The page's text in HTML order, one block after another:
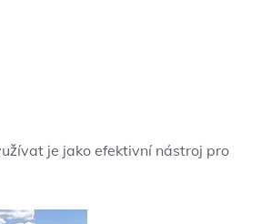
je jako ​efektivní nástroj pro